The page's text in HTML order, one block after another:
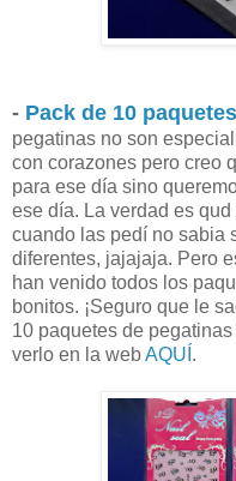
- Pack de 10
pegatinas no son
con corazones pero creo
para ese día sino
ese día. La verdad es
cuando las pedí no sabia
diferentes, jajajaja. Pero
han venido todos los
bonitos. ¡Seguro que le
10 paquetes de
verlo en la webAQUÍ .